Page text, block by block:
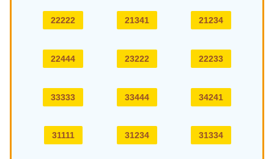
22222
22444
33333
31111
21341
23222
33444
31234
21234
22233
34241
31334